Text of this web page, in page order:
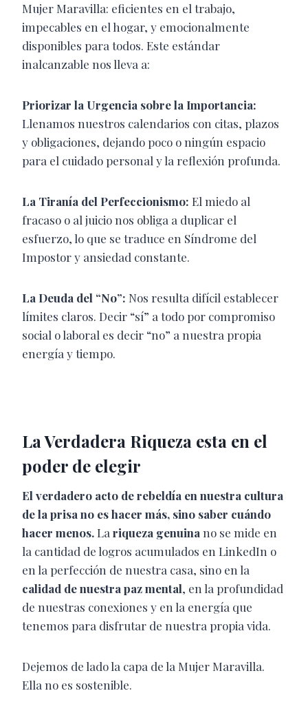
Mujer Maravilla: eficientes en el trabajo,
impecables en el hogar, y emocionalmente
disponibles para todos. Este estándar
inalcanzable nos lleva a:
Priorizar la Urgencia sobre la Importancia:
Llenamos nuestros calendarios con citas, plazos
y obligaciones, dejando poco o ningún espacio
para el cuidado personal y la reflexión profunda.
La Tiranía del Perfeccionismo: El miedo al
fracaso o al juicio nos obliga a duplicar el
esfuerzo, lo que se traduce en Síndrome del
Impostor y ansiedad constante.
La Deuda del “No”: Nos resulta difícil establecer
límites claros. Decir “sí” a todo por compromiso
social o laboral es decir “no” a nuestra propia
energía y tiempo.
La Verdadera Riqueza esta en el
poder de elegir
El verdadero acto de rebeldía en nuestra cultura
de la prisa no es hacer más, sino saber cuándo
hacer menos.La riqueza genuina no se mide en
la cantidad de logros acumulados en LinkedIn o
en la perfección de nuestra casa, sino en la
calidad de nuestra paz mental, en la profundidad
de nuestras conexiones y en la energía que
tenemos para disfrutar de nuestra propia vida.
Dejemos de lado la capa de la Mujer Maravilla.
Ella no es sostenible.